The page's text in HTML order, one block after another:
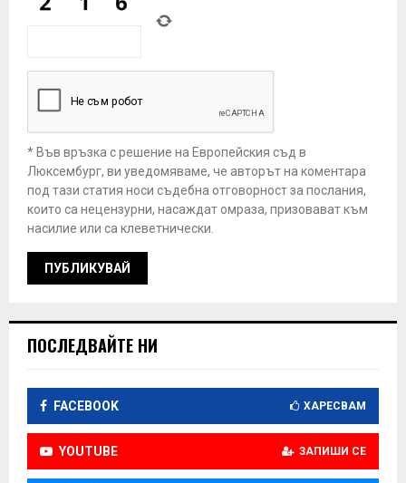
* Във връзка с решение на Европейския съд в
Люксембург, ви уведомяваме, че авторът на коментара
под тази статия носи съдебна отговорност за послания,
които са нецензурни, насаждат омраза, призовават към
насилие или са клеветнически.
ПОСЛЕДВАЙТЕ НИ
FACEBOOK ХАРЕСВАМ
YOUTUBE ЗАПИШИ СЕ